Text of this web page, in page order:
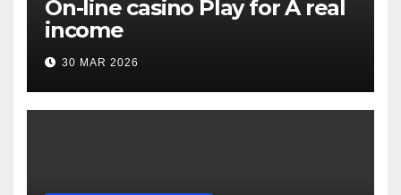
On-line casino Play for A real
income
30 MAR 2026